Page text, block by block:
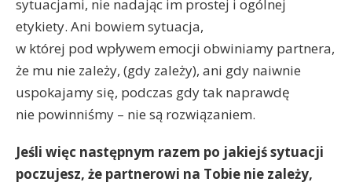
sytuacjami, nie nadając im prostej i ogólnej
etykiety. Ani bowiem sytuacja,
w której pod wpływem emocji obwiniamy partnera,
że mu nie zależy, (gdy zależy), ani gdy naiwnie
uspokajamy się, podczas gdy tak naprawdę
nie powinniśmy – nie są rozwiązaniem.
Jeśli więc następnym razem po jakiejś sytuacji
poczujesz, że partnerowi na Tobie nie zależy,